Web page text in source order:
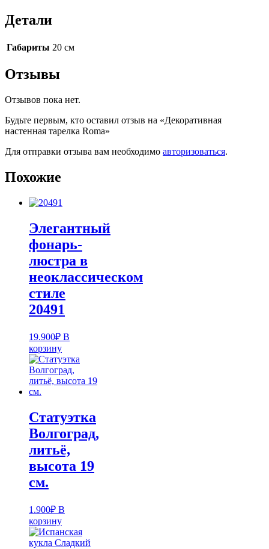
Детали
Габариты 20 см
Отзывы
Отзывов пока нет.
Будьте первым, кто оставил отзыв на «Декоративная
настенная тарелка Roma»
Для отправки отзыва вам необходимо авторизоваться.
Похожие
Элегантный
фонарь-
люстра в
неоклассическом
стиле
20491
19.900₽ В
корзину
Статуэтка
Волгоград,
литьё,
высота 19
см.
1.900₽ В
корзину